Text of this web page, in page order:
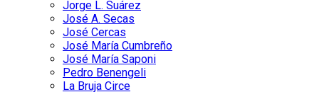
Jorge L. Suárez
José A. Secas
José Cercas
José María Cumbreño
José María Saponi
Pedro Benengeli
La Bruja Circe